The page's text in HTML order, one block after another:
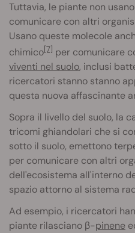
Tuttavia, le piante non
comunicare con altri
Usano queste molecole
chimico[7] per comunicare
viventi nel suolo, inclusi
ricercatori stanno stanno
questa nuova affascinante
Sopra il livello del suolo, la
tricomi ghiandolari che si
sotto il suolo, emettono
per comunicare con altri
dell'ecosistema all'interno
spazio attorno al sistema
Ad esempio, i ricercatori
piante rilasciano β-pinene